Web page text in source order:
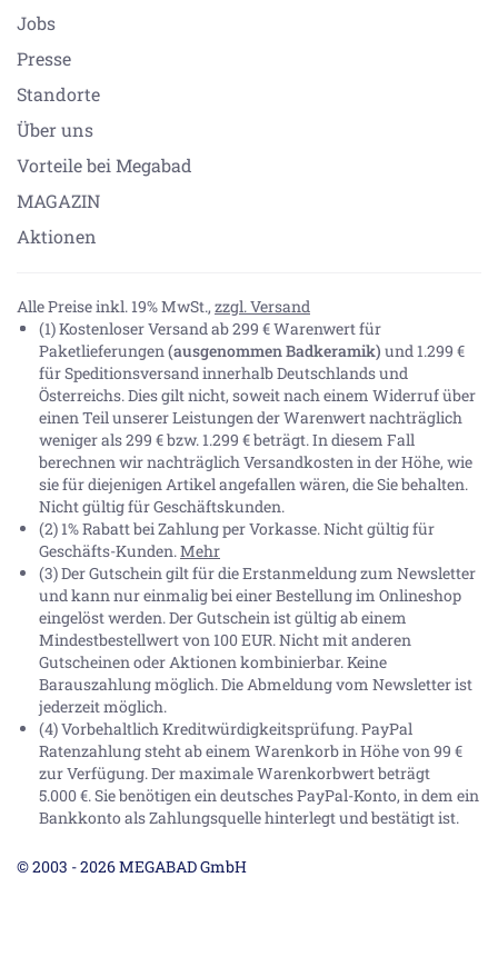
Jobs
Presse
Standorte
Über uns
Vorteile bei Megabad
MAGAZIN
Aktionen
Alle Preise inkl. 19% MwSt., zzgl. Versand
(1) Kostenloser Versand ab 299 € Warenwert für
Paketlieferungen(ausgenommen Badkeramik) und 1.299 €
für Speditionsversand innerhalb Deutschlands und
Österreichs. Dies gilt nicht, soweit nach einem Widerruf über
einen Teil unserer Leistungen der Warenwert nachträglich
weniger als 299 € bzw. 1.299 € beträgt. In diesem Fall
berechnen wir nachträglich Versandkosten in der Höhe, wie
sie für diejenigen Artikel angefallen wären, die Sie behalten.
Nicht gültig für Geschäftskunden.
(2) 1% Rabatt bei Zahlung per Vorkasse. Nicht gültig für
Geschäfts-Kunden.Mehr
(3) Der Gutschein gilt für die Erstanmeldung zum Newsletter
und kann nur einmalig bei einer Bestellung im Onlineshop
eingelöst werden. Der Gutschein ist gültig ab einem
Mindestbestellwert von 100 EUR. Nicht mit anderen
Gutscheinen oder Aktionen kombinierbar. Keine
Barauszahlung möglich. Die Abmeldung vom Newsletter ist
jederzeit möglich.
(4) Vorbehaltlich Kreditwürdigkeitsprüfung. PayPal
Ratenzahlung steht ab einem Warenkorb in Höhe von99 €
zur Verfügung. Der maximale Warenkorbwert beträgt
5.000 €. Sie benötigen ein deutsches PayPal-Konto, in dem ein
Bankkonto als Zahlungsquelle hinterlegt und bestätigt ist.
© 2003 - 2026 MEGABAD GmbH